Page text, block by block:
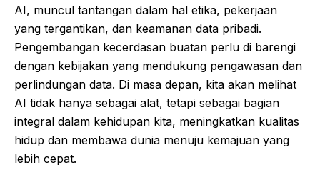
AI, muncul tantangan dalam hal etika, pekerjaan
yang tergantikan, dan keamanan data pribadi.
Pengembangan kecerdasan buatan perlu di barengi
dengan kebijakan yang mendukung pengawasan dan
perlindungan data. Di masa depan, kita akan melihat
AI tidak hanya sebagai alat, tetapi sebagai bagian
integral dalam kehidupan kita, meningkatkan kualitas
hidup dan membawa dunia menuju kemajuan yang
lebih cepat.